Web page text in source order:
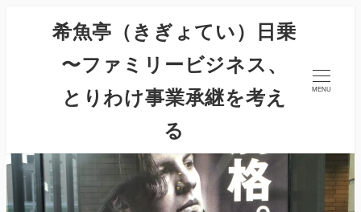
希魚亭（きぎょてい）日乗
〜ファミリービジネス、
とりわけ事業承継を考え
る
MENU